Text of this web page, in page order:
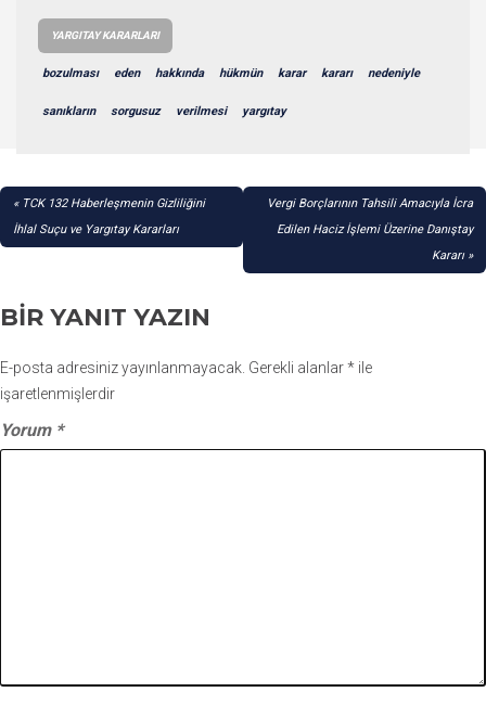
YARGITAY KARARLARI
bozulması eden hakkında hükmün karar kararı nedeniyle
sanıkların sorgusuz verilmesi yargıtay
YAZI
GEZINMESI
TCK 132 Haberleşmenin Gizliliğini
İhlal Suçu ve Yargıtay Kararları
Vergi Borçlarının Tahsili Amacıyla İcra
Edilen Haciz İşlemi Üzerine Danıştay
Kararı
BIR YANIT YAZIN
E-posta adresiniz yayınlanmayacak. Gerekli alanlar* ile
işaretlenmişlerdir
Yorum *